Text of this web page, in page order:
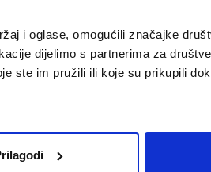
i oglase, omogućili značajke
dijelimo s partnerima za
ste im pružili ili koje su prikupili